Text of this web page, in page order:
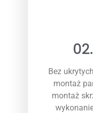
Bez
montaż
montaż